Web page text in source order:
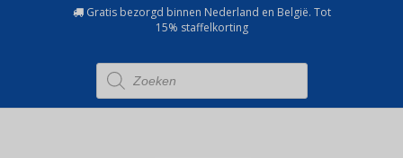
Gratis bezorgd binnen Nederland en België. Tot
15% staffelkorting
Producten
zoeken